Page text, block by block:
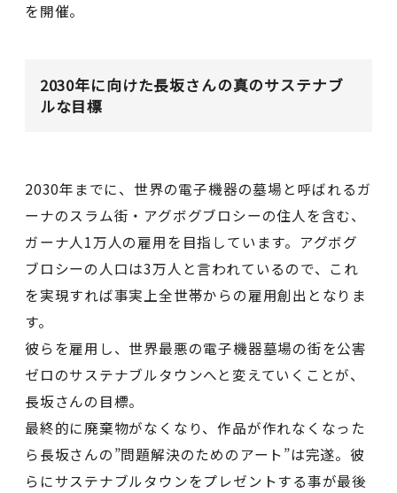
を開催。
2030年に向けた長坂さんの真のサステナブ
ルな目標
2030年までに、世界の電子機器の墓場と呼ばれるガ
ーナのスラム街・アグボグブロシーの住人を含む、
ガーナ人1万人の雇用を目指しています。アグボグ
ブロシーの人口は3万人と言われているので、これ
を実現すれば事実上全世帯からの雇用創出となりま
す。
彼らを雇用し、世界最悪の電子機器墓場の街を公害
ゼロのサステナブルタウンへと変えていくことが、
長坂さんの目標。
最終的に廃棄物がなくなり、作品が作れなくなった
ら長坂さんの”問題解決のためのアート”は完遂。彼
らにサステナブルタウンをプレゼントする事が最後